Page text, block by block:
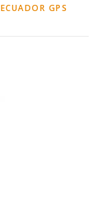
ECUADOR GPS